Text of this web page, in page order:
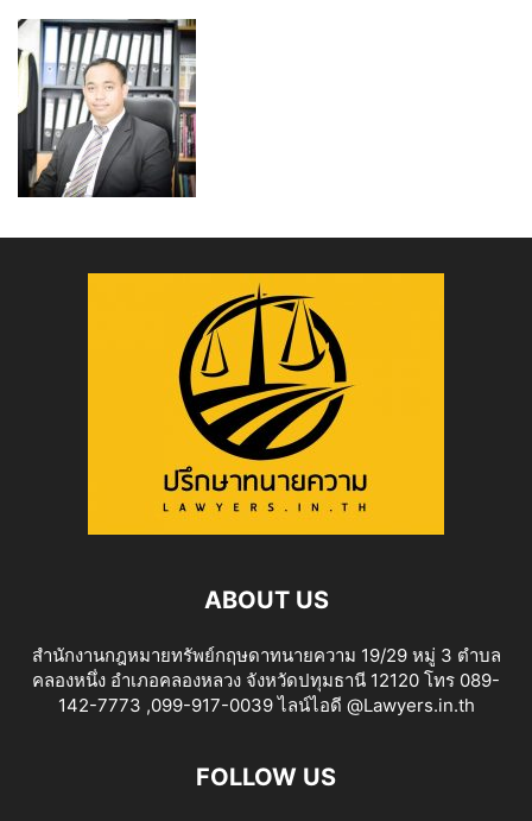
ABOUT US
สำนักงานกฎหมายทรัพย์กฤษดาทนายความ 19/29 หมู่ 3 ตำบล
คลองหนึ่ง อำเภอคลองหลวง จังหวัดปทุมธานี 12120 โทร 089-
142-7773 ,099-917-0039 ไลน์ไอดี @Lawyers.in.th
FOLLOW US